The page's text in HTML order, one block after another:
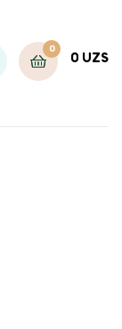
0
0 UZS